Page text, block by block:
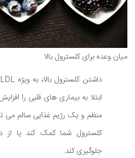
میان وعده برای کلسترول بالا
ابتلا به بیماری های قلبی را
منظم و یک رژیم غذایی سالم
کلسترول شما کمک کند یا از
جلوگیری کند.